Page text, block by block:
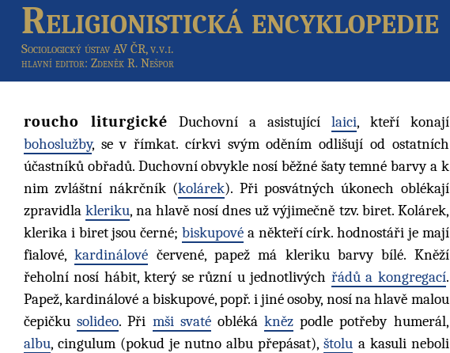
Religionistická encyklopedie
Sociologický ústav AV ČR, v.v.i.
hlavní editor: Zdeněk R. Nešpor
roucho liturgické Duchovní a asistující laici, kteří konají
bohoslužby, se v římkat. církvi svým oděním odlišují od ostatních
účastníků obřadů. Duchovní obvykle nosí běžné šaty temné barvy a k
nim zvláštní nákrčník (kolárek). Při posvátných úkonech oblékají
zpravidlakleriku, na hlavě nosí dnes už výjimečně tzv. biret. Kolárek,
klerika i biret jsou černé; biskupovéa někteří círk. hodnostáři je mají
fialové,kardinálové červené, papež má kleriku barvy bílé. Kněží
řeholní nosí hábit, který se různí u jednotlivých řádů a kongregací.
Papež, kardinálové a biskupové, popř. i jiné osoby, nosí na hlavě malou
čepičkusolideo. Při mši svatéoblékákněz podle potřeby humerál,
albu, cingulum (pokud je nutno albu přepásat),štolu a kasuli neboli